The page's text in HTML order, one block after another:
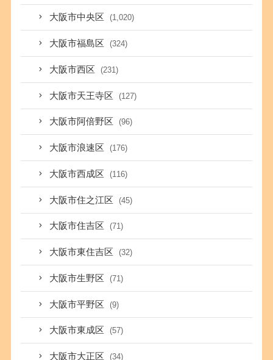
大阪市中央区 (1,020)
大阪市福島区 (324)
大阪市西区 (231)
大阪市天王寺区 (127)
大阪市阿倍野区 (96)
大阪市浪速区 (176)
大阪市西成区 (116)
大阪市住之江区 (45)
大阪市住吉区 (71)
大阪市東住吉区 (32)
大阪市生野区 (71)
大阪市平野区 (9)
大阪市東成区 (57)
大阪市大正区 (34)